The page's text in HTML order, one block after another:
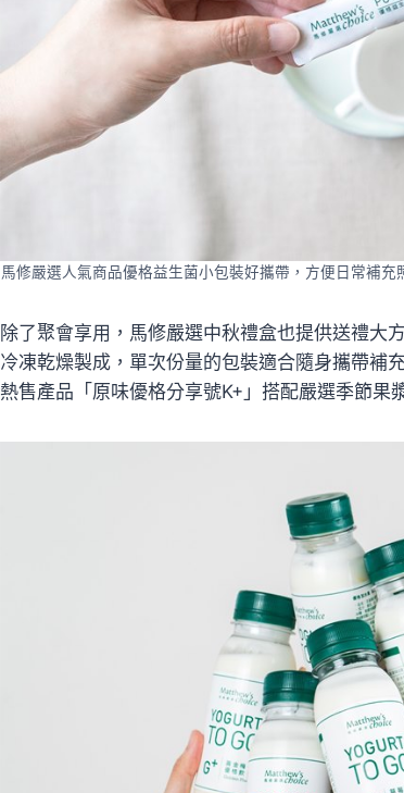
馬修嚴選人氣商品優格益生菌小包裝好攜帶，方便日常補
除了聚會享用，馬修嚴選中秋禮盒也提供送禮大
冷凍乾燥製成，單次份量的包裝適合隨身攜帶補
熱售產品「原味優格分享號K+」搭配嚴選季節果